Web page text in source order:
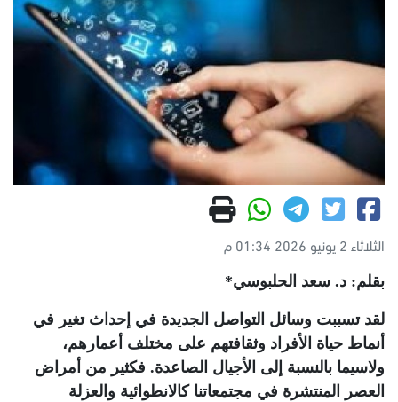
الثلاثاء 2 يونيو 2026 01:34 م
بقلم: د. سعد الحلبوسي*
لقد تسببت وسائل التواصل الجديدة في إحداث تغير في
أنماط حياة الأفراد وثقافتهم على مختلف أعمارهم،
ولاسيما بالنسبة إلى الأجيال الصاعدة. فكثير من أمراض
العصر المنتشرة في مجتمعاتنا كالانطوائية والعزلة